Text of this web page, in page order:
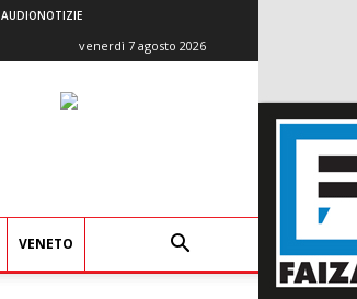
AUDIONOTIZIE
venerdì 7 agosto 2026
VENETO